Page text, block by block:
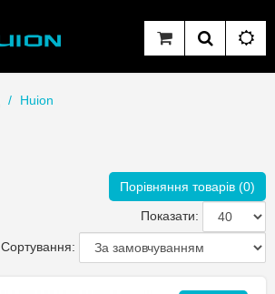
Huion
Порівняння товарів (0)
Показати:
Сортування: